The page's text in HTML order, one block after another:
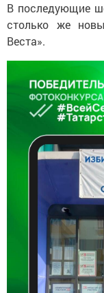
В последующие
столько же
Веста».